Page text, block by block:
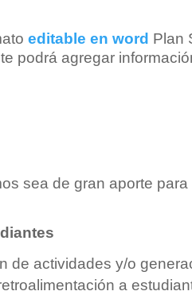
editable en word Plan
podrá agregar
sea de gran aporte
de actividades y/o
a